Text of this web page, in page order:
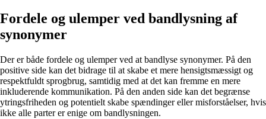
Fordele og ulemper ved bandlysning af
synonymer
Der er både fordele og ulemper ved at bandlyse synonymer. På den
positive side kan det bidrage til at skabe et mere hensigtsmæssigt og
respektfuldt sprogbrug, samtidig med at det kan fremme en mere
inkluderende kommunikation. På den anden side kan det begrænse
ytringsfriheden og potentielt skabe spændinger eller misforståelser, hvis
ikke alle parter er enige om bandlysningen.